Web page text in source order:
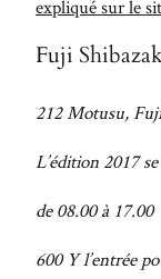
expliqué sur le
Fuji
212 Motusu,
L’édition 2017
de 08.00 à 17.00
600 Y l’entrée